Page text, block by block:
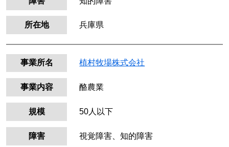
所在地 兵庫県
事業所名 植村牧場株式会社
事業内容 酪農業
規模 50人以下
障害 視覚障害、知的障害